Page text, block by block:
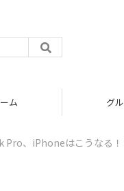
ム グ
Pro、iPhoneはこうなる！